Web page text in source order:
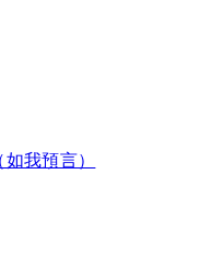
我預言）